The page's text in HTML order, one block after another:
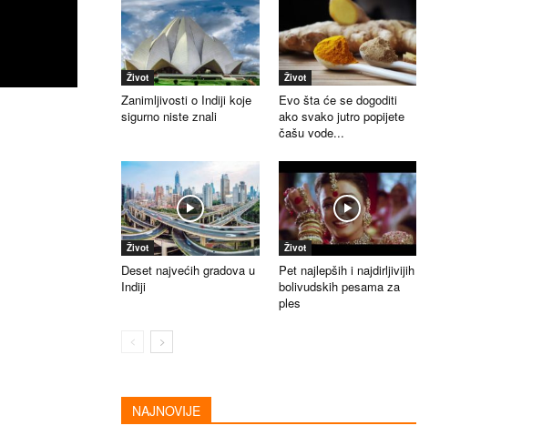
Život
Zanimljivosti o Indiji koje
sigurno niste znali
Život
Evo šta će se dogoditi
ako svako jutro popijete
čašu vode...
Život
Deset najvećih gradova u
Indiji
Život
Pet najlepših i najdirljivijih
bolivudskih pesama za
ples
NAJNOVIJE